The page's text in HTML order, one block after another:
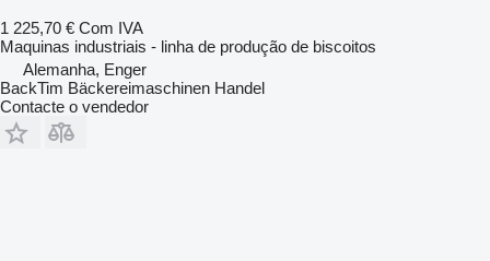
1 225,70 € Com IVA
Maquinas industriais - linha de produção de biscoitos
Alemanha, Enger
BackTim Bäckereimaschinen Handel
Contacte o vendedor